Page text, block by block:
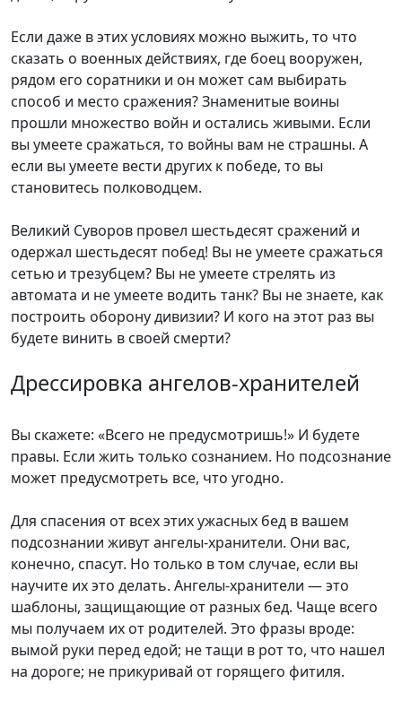
Если даже в этих условиях можно выжить, то что
сказать о военных действиях, где боец вооружен,
рядом его соратники и он может сам выбирать
способ и место сражения? Знаменитые воины
прошли множество войн и остались живыми. Если
вы умеете сражаться, то войны вам не страшны. А
если вы умеете вести других к победе, то вы
становитесь полководцем.
Великий Суворов провел шестьдесят сражений и
одержал шестьдесят побед! Вы не умеете сражаться
сетью и трезубцем? Вы не умеете стрелять из
автомата и не умеете водить танк? Вы не знаете, как
построить оборону дивизии? И кого на этот раз вы
будете винить в своей смерти?
Дрессировка ангелов-хранителей
Вы скажете: «Всего не предусмотришь!» И будете
правы. Если жить только сознанием. Но подсознание
может предусмотреть все, что угодно.
Для спасения от всех этих ужасных бед в вашем
подсознании живут ангелы-хранители. Они вас,
конечно, спасут. Но только в том случае, если вы
научите их это делать. Ангелы-хранители — это
шаблоны, защищающие от разных бед. Чаще всего
мы получаем их от родителей. Это фразы вроде:
вымой руки перед едой; не тащи в рот то, что нашел
на дороге; не прикуривай от горящего фитиля.